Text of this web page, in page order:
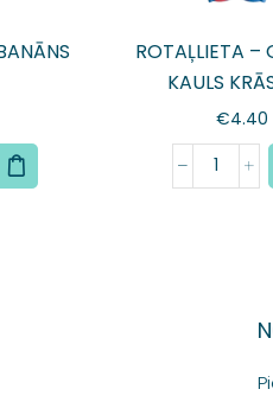
ROTAĻLIETA –
KAULS
€4.40